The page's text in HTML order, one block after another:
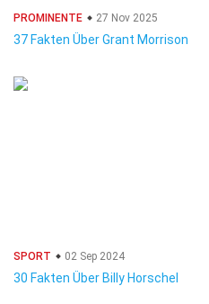
PROMINENTE 27 Nov 2025
37 Fakten Über Grant Morrison
SPORT 02 Sep 2024
30 Fakten Über Billy Horschel